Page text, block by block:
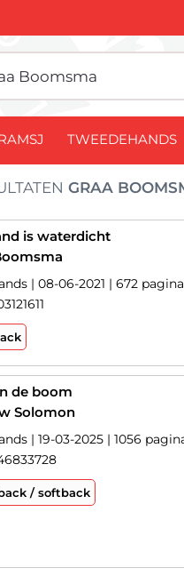
TWEEDEHANDS
GRAA
is waterdicht
| 08-06-2021 | 672
de boom
Solomon
| 19-03-2025 | 1056
/ softback